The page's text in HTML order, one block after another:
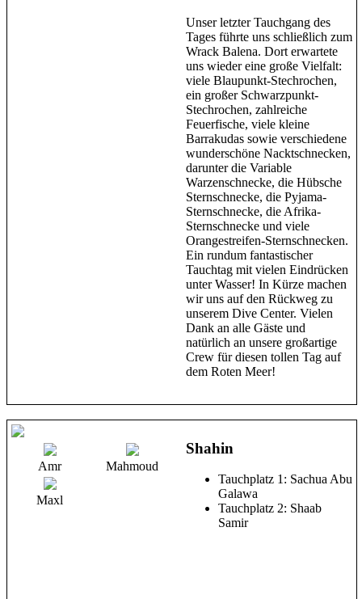
Unser letzter Tauchgang des
Tages führte uns schließlich zum
Wrack Balena. Dort erwartete
uns wieder eine große Vielfalt:
viele Blaupunkt-Stechrochen,
ein großer Schwarzpunkt-
Stechrochen, zahlreiche
Feuerfische, viele kleine
Barrakudas sowie verschiedene
wunderschöne Nacktschnecken,
darunter die Variable
Warzenschnecke, die Hübsche
Sternschnecke, die Pyjama-
Sternschnecke, die Afrika-
Sternschnecke und viele
Orangestreifen-Sternschnecken.
Ein rundum fantastischer
Tauchtag mit vielen Eindrücken
unter Wasser! In Kürze machen
wir uns auf den Rückweg zu
unserem Dive Center. Vielen
Dank an alle Gäste und
natürlich an unsere großartige
Crew für diesen tollen Tag auf
dem Roten Meer!
Amr Mahmoud
Maxl
Shahin
Tauchplatz 1: Sachua Abu
Galawa
Tauchplatz 2: Shaab
Samir